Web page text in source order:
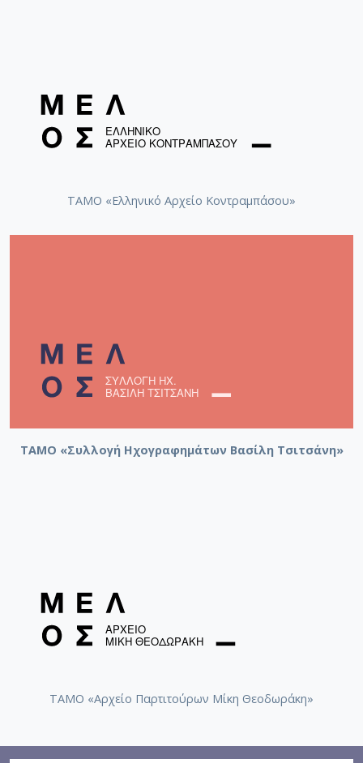
ΤΑΜΟ «Ελληνικό Αρχείο Κοντραμπάσου»
ΤΑΜΟ «Συλλογή Ηχογραφημάτων Βασίλη Τσιτσάνη»
ΤΑΜΟ «Αρχείο Παρτιτούρων Μίκη Θεοδωράκη»